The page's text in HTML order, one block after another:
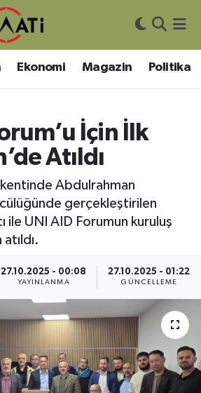
Ekonomi Magazin Politika
İçin İlk
Atıldı
kentinde Abdulrahman
gerçekleştirilen
ile UNI AID Forumun kuruluş
27.10.2025 - 00:08
YAYINLANMA
27.10.2025 - 01:22
GÜNCELLEME
Durumu ve Fikstür